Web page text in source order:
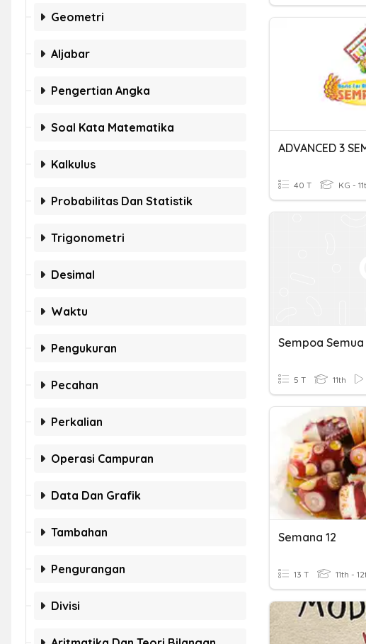
Geometri
Aljabar
Pengertian Angka
Soal Kata Matematika
Kalkulus
Probabilitas Dan Statistik
Trigonometri
Desimal
Waktu
Pengukuran
Pecahan
Perkalian
Operasi Campuran
Data Dan Grafik
Tambahan
Pengurangan
Divisi
ADVANCED 3
40 T KG -
Sempoa Semua
5 T 11th
Semana 12
13 T 11th -